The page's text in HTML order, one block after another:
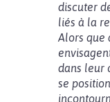
discuter
liés à la
Alors que
dans leur
se